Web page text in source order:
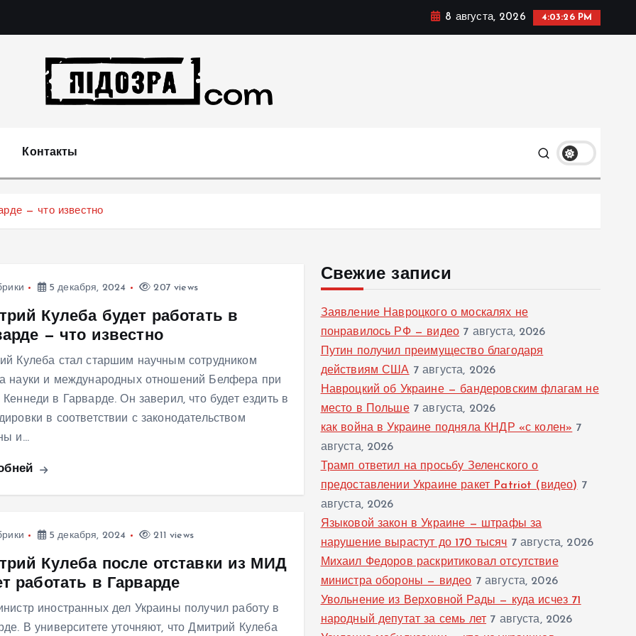
8 августа, 2026 4:03:27 PM
Контакты
— что известно
5 декабря, 2024 207 views
Кулеба будет работать в
— что известно
Кулеба стал старшим научным сотрудником
науки и международных отношений Белфера при
в Гарварде. Он заверил, что будет ездить в
в соответствии с законодательством
и…
5 декабря, 2024 211 views
Кулеба после отставки из МИД
работать в Гарварде
иностранных дел Украины получил работу в
В университете уточняют, что Дмитрий Кулеба
Свежие записи
Заявление Навроцкого о москалях не
понравилось РФ — видео 7 августа, 2026
Путин получил преимущество благодаря
действиям США 7 августа, 2026
Навроцкий об Украине — бандеровским флагам не
место в Польше 7 августа, 2026
как война в Украине подняла КНДР «с колен» 7
августа, 2026
Трамп ответил на просьбу Зеленского о
предоставлении Украине ракет Patriot (видео) 7
августа, 2026
Языковой закон в Украине — штрафы за
нарушение вырастут до 170 тысяч 7 августа, 2026
Михаил Федоров раскритиковал отсутствие
министра обороны — видео 7 августа, 2026
Увольнение из Верховной Рады — куда исчез 71
народный депутат за семь лет 7 августа, 2026